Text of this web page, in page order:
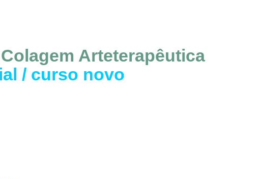
Arteterapêutica
/ curso novo